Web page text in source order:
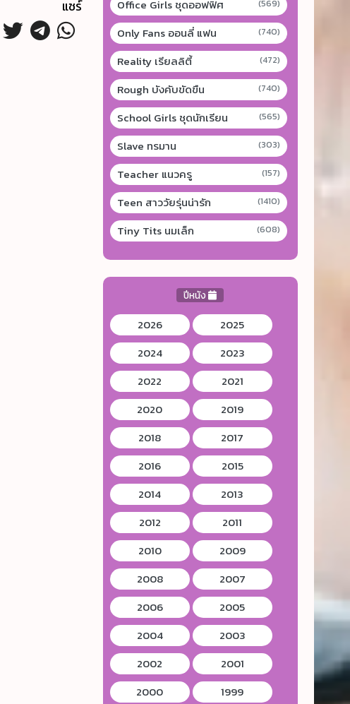
แชร์ Office Girls ชุดออฟฟิศ (569)
Only Fans ออนลี่ แฟน (740)
Reality เรียลลิตี้ (472)
Rough บังคับขัดขืน (740)
School Girls ชุดนักเรียน (565)
Slave ทรมาน (303)
Teacher แนวครู (157)
Teen สาววัยรุ่นน่ารัก (1410)
Tiny Tits นมเล็ก (608)
ปีหนัง
2026
2025
2024
2023
2022
2021
2020
2019
2018
2017
2016
2015
2014
2013
2012
2011
2010
2009
2008
2007
2006
2005
2004
2003
2002
2001
2000
1999